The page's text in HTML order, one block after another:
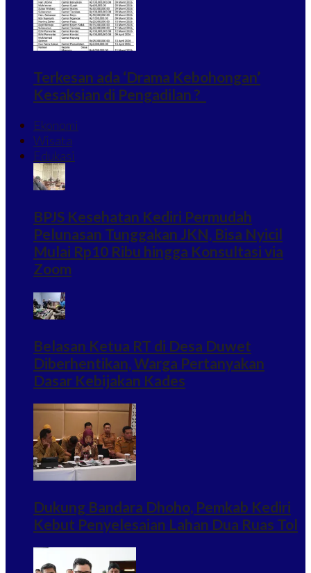
Terkesan ada ‘Drama Kebohongan’
Kesaksian di Pengadilan ?
Ekonomi
Wisata
Edukasi
BPJS Kesehatan Kediri Permudah
Pelunasan Tunggakan JKN, Bisa Nyicil
Mulai Rp10 Ribu hingga Konsultasi via
Zoom
Belasan Ketua RT di Desa Duwet
Diberhentikan, Warga Pertanyakan
Dasar Kebijakan Kades
Dukung Bandara Dhoho, Pemkab Kediri
Kebut Penyelesaian Lahan Dua Ruas Tol